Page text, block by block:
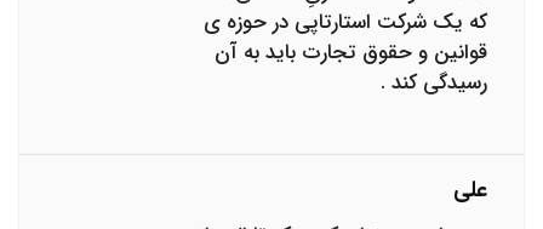
که یک شرکت استارتاپی در حوزه ی
قوانین و حقوق تجارت باید به آن
رسیدگی کند .
علی